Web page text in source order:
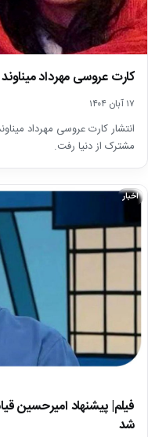
کارت عروسی مهرداد
۱۷ آبان ۱۴۰۴
انتشار کارت عروسی مهرداد
مشترک از دنیا رفت.
اخبار
فیلم| پیشنهاد امیرحسین
شد